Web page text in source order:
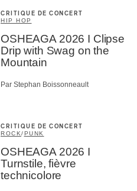
CRITIQUE DE CONCERT
HIP HOP
OSHEAGA 2026 I Clipse
Drip with Swag on the
Mountain
Par Stephan Boissonneault
CRITIQUE DE CONCERT
ROCK/PUNK
OSHEAGA 2026 I
Turnstile, fièvre
technicolore